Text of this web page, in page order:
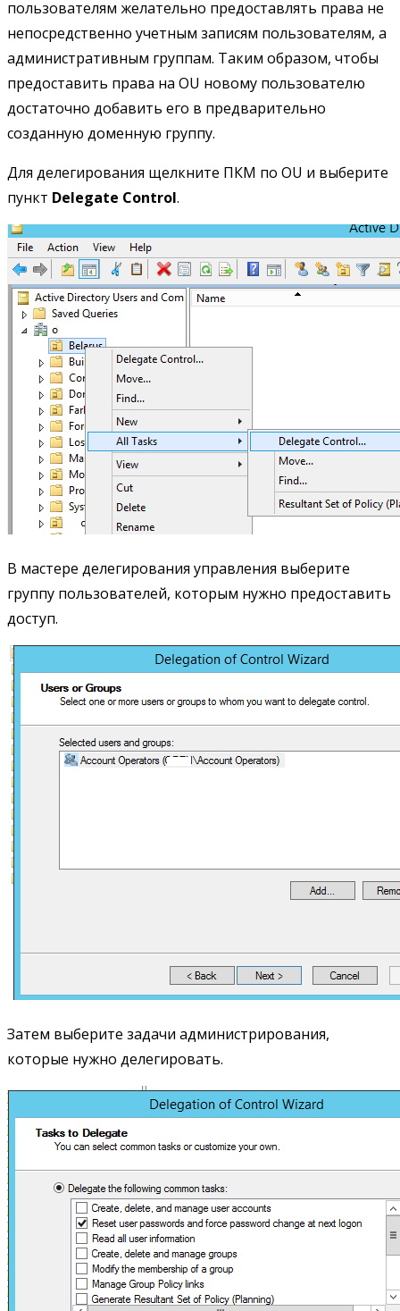
пользователям желательно предоставлять права не
непосредственно учетным записям пользователям, а
административным группам. Таким образом, чтобы
предоставить права на OU новому пользователю
достаточно добавить его в предварительно
созданную доменную группу.
Для делегирования щелкните ПКМ по OU и выберите
пункт Delegate Control.
В мастере делегирования управления выберите
группу пользователей, которым нужно предоставить
доступ.
Затем выберите задачи администрирования,
которые нужно делегировать.